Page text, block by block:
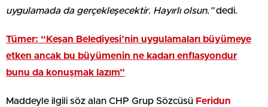
uygulamada da gerçekleşecektir. Hayırlı olsun.”dedi.
Tümer: “Keşan Belediyesi’nin uygulamaları büyümeye
etken ancak bu büyümenin ne kadarı enflasyondur
bunu da konuşmak lazım”
Maddeyle ilgili söz alan CHP Grup Sözcüsü Feridun